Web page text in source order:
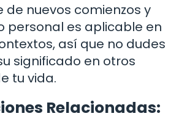
de nuevos comienzos y
personal es aplicable en
así que no dudes
significado en otros
tu vida.
Relacionadas: